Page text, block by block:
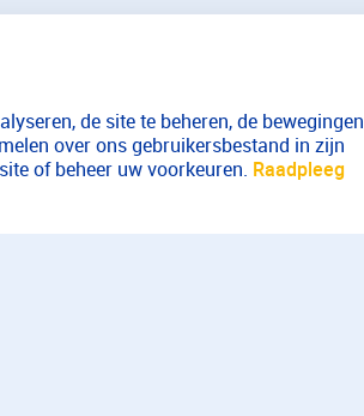
de site te beheren, de bewegingen
over ons gebruikersbestand in zijn
of beheer uw voorkeuren. Raadpleeg